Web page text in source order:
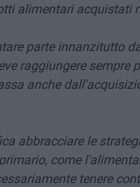
alimentari acquistati
parte innanzitutto
raggiungere sempre
anche
abbracciare le
come
tenere